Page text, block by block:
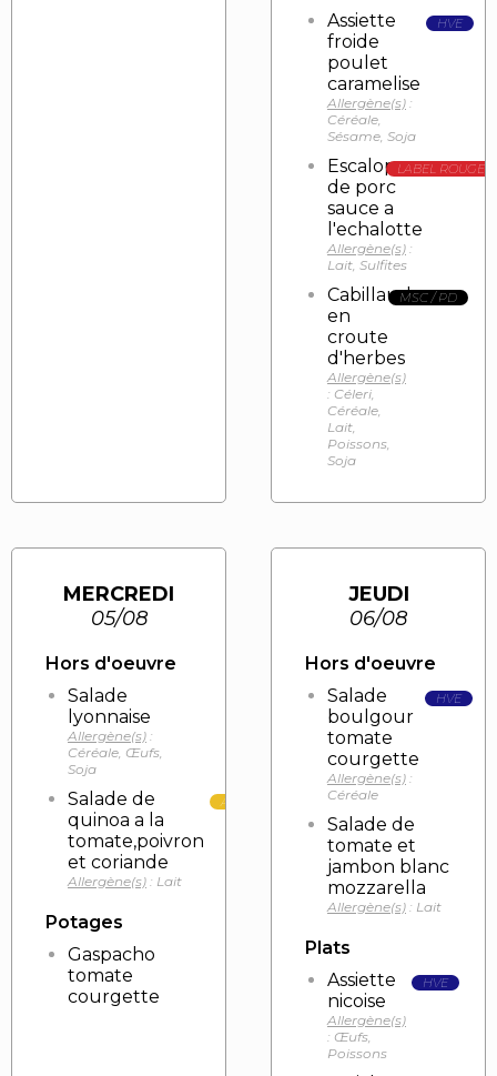
Assiette
froide
poulet
caramelise
Allergène(s) :
Céréale,
Sésame, Soja
HVE
Escalope
de porc
sauce a
l'echalotte
Allergène(s) :
Lait, Sulfites
LABEL ROUGE
Cabillaud
en
croute
d'herbes
Allergène(s)
: Céleri,
Céréale,
Lait,
Poissons,
Soja
MSC / PD
MERCREDI
05/08
Hors d'oeuvre
Salade
lyonnaise
Allergène(s) :
Céréale, Œufs,
Soja
Salade de
quinoa a la
tomate,poivron
et coriande
Allergène(s) : Lait
AOP/AOC
Potages
Gaspacho
tomate
courgette
JEUDI
06/08
Hors d'oeuvre
Salade
boulgour
tomate
courgette
Allergène(s) :
Céréale
HVE
Salade de
tomate et
jambon blanc
mozzarella
Allergène(s) : Lait
Plats
Assiette
nicoise
Allergène(s)
: Œufs,
Poissons
HVE